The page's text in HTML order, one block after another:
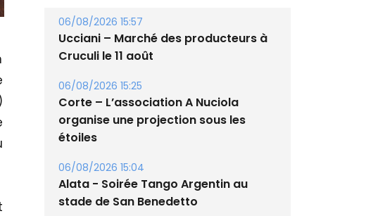
06/08/2026 15:57
Ucciani – Marché des producteurs à
Cruculi le 11 août
06/08/2026 15:25
Corte – L’association A Nuciola
organise une projection sous les
étoiles
06/08/2026 15:04
Alata - Soirée Tango Argentin au
stade de San Benedetto